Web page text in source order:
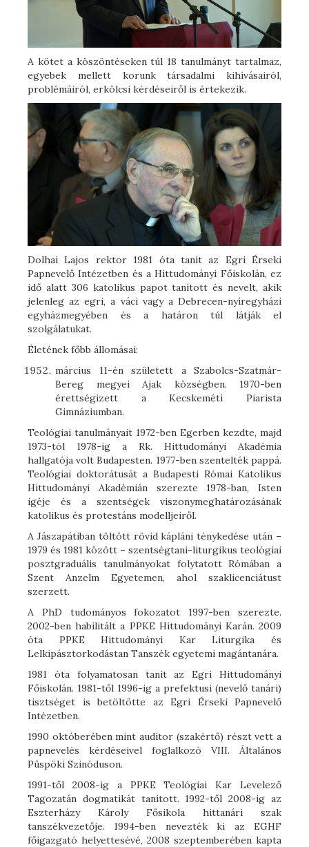
A kötet a köszöntéseken túl 18 tanulmányt tartalmaz,
egyebek mellett korunk társadalmi kihívásairól,
problémáiról, erkölcsi kérdéseiről is értekezik.
Dolhai Lajos rektor 1981 óta tanít az Egri Érseki
Papnevelő Intézetben és a Hittudományi Főiskolán, ez
idő alatt 306 katolikus papot tanított és nevelt, akik
jelenleg az egri, a váci vagy a Debrecen-nyíregyházi
egyházmegyében és a határon túl látják el
szolgálatukat.
Életének főbb állomásai:
március 11-én született a Szabolcs-Szatmár-
Bereg megyei Ajak községben. 1970-ben
érettségizett a Kecskeméti Piarista
Gimnáziumban.
Teológiai tanulmányait 1972-ben Egerben kezdte, majd
1973-tól 1978-ig a Rk. Hittudományi Akadémia
hallgatója volt Budapesten. 1977-ben szentelték pappá.
Teológiai doktorátusát a Budapesti Római Katolikus
Hittudományi Akadémián szerezte 1978-ban, Isten
igéje és a szentségek viszonymeghatározásának
katolikus és protestáns modelljeiről.
A Jászapátiban töltött rövid kápláni ténykedése után –
1979 és 1981 között – szentségtani-liturgikus teológiai
posztgraduális tanulmányokat folytatott Rómában a
Szent Anzelm Egyetemen, ahol szaklicenciátust
szerzett.
A PhD tudományos fokozatot 1997-ben szerezte.
2002-ben habilitált a PPKE Hittudományi Karán. 2009
óta PPKE Hittudományi Kar Liturgika és
Lelkipásztorkodástan Tanszék egyetemi magántanára.
1981 óta folyamatosan tanít az Egri Hittudományi
Főiskolán. 1981-től 1996-ig a prefektusi (nevelő tanári)
tisztséget is betöltötte az Egri Érseki Papnevelő
Intézetben.
1990 októberében mint auditor (szakértő) részt vett a
papnevelés kérdéseivel foglalkozó VIII. Általános
Püspöki Szinóduson.
1991-től 2008-ig a PPKE Teológiai Kar Levelező
Tagozatán dogmatikát tanított. 1992-től 2008-ig az
Eszterházy Károly Fősikola hittanári szak
tanszékvezetője. 1994-ben nevezték ki az EGHF
főigazgató helyettesévé, 2008 szeptemberében kapta